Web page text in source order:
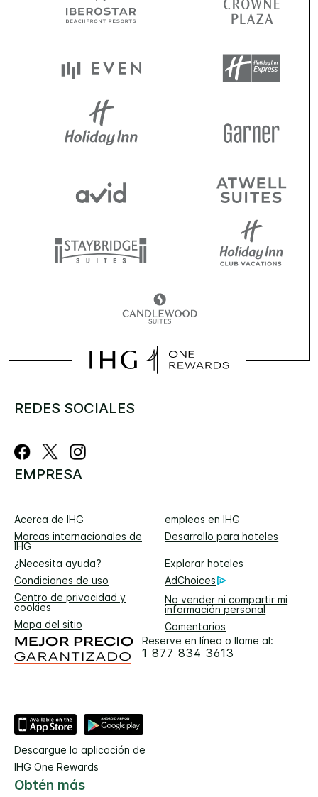
REDES SOCIALES
EMPRESA
Acerca de IHG
empleos en IHG
Marcas internacionales de
IHG
Desarrollo para hoteles
¿Necesita ayuda?
Explorar hoteles
Condiciones de uso
AdChoices
Centro de privacidad y
cookies
No vender ni compartir mi
información personal
Mapa del sitio
Comentarios
Reserve en línea o llame al:
1 877 834 3613
Descargue la aplicación de
IHG One Rewards
Obtén más